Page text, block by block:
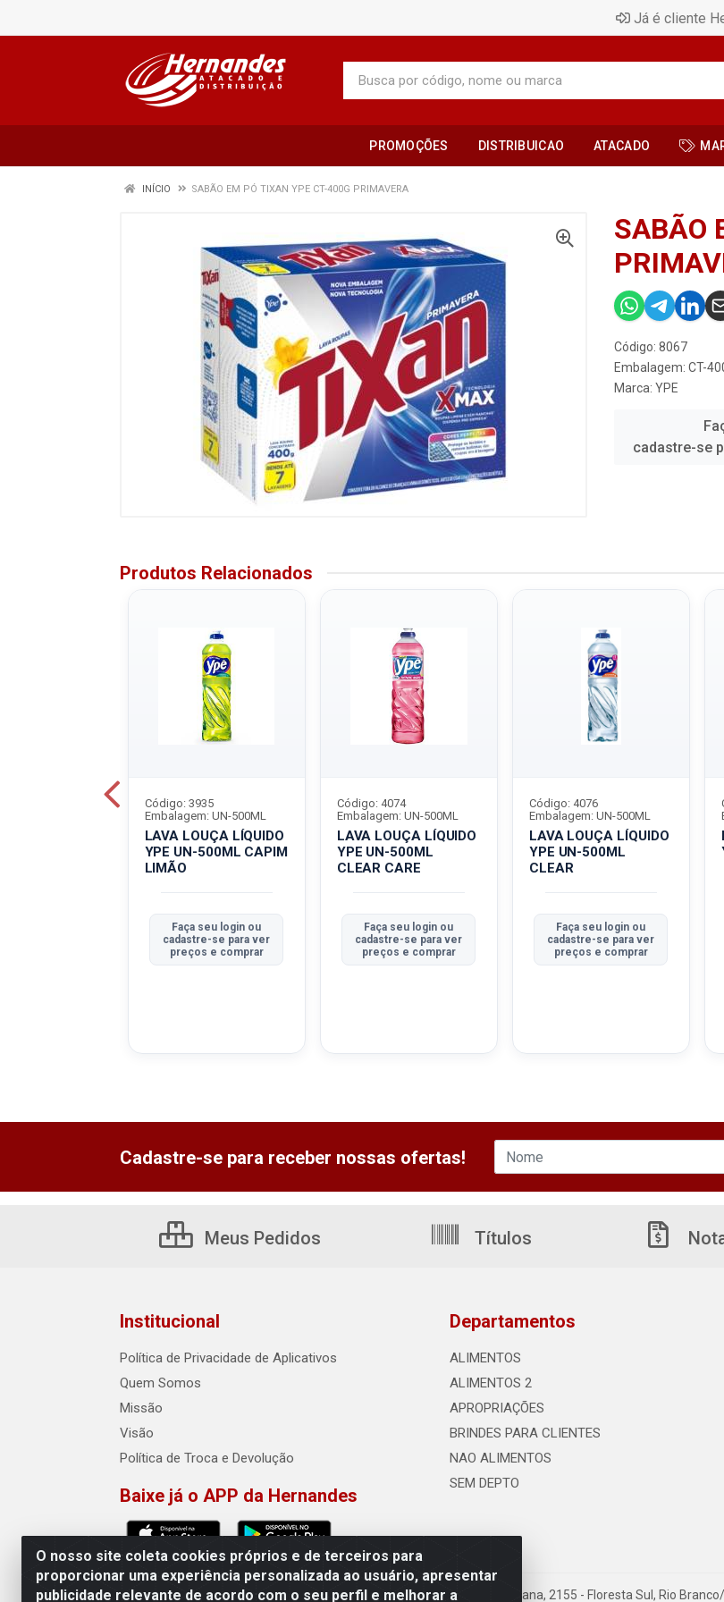
Já é cliente
PROMOÇÕES DISTRIBUICAO ATACADO
INÍCIO SABÃO EM PÓ TIXAN YPE CT-400G PRIMAVERA
SABÃO
Código: 8067
Embalagem: CT-
Marca: YPE
cadastre-se
Produtos Relacionados
LAVA LOUÇA LÍQUIDO
YPE UN-500ML CAPIM
LIMÃO
Código: 3935
Embalagem: UN-500ML
Faça seu login ou
cadastre-se para ver
preços e comprar
LAVA LOUÇA LÍQUIDO
YPE UN-500ML
CLEAR CARE
Código: 4074
Embalagem: UN-500ML
Faça seu login ou
cadastre-se para ver
preços e comprar
LAVA LOUÇA LÍQUIDO
YPE UN-500ML
CLEAR
Código: 4076
Embalagem: UN-500ML
Faça seu login ou
cadastre-se para ver
preços e comprar
O nosso site coleta cookies próprios e de terceiros para
proporcionar uma experiência personalizada ao usuário, apresentar
publicidade relevante de acordo com o seu perfil e melhorar a
Cadastre-se para receber nossas ofertas!
Meus Pedidos Títulos
Institucional
Política de Privacidade de Aplicativos
Quem Somos
Missão
Visão
Política de Troca e Devolução
Baixe já o APP da Hernandes
Departamentos
ALIMENTOS
ALIMENTOS 2
APROPRIAÇÕES
BRINDES PARA CLIENTES
NAO ALIMENTOS
SEM DEPTO
Hernandes - Atacado e Distribuições - Rodovia Transacreana, 2155 - Floresta Sul, Rio